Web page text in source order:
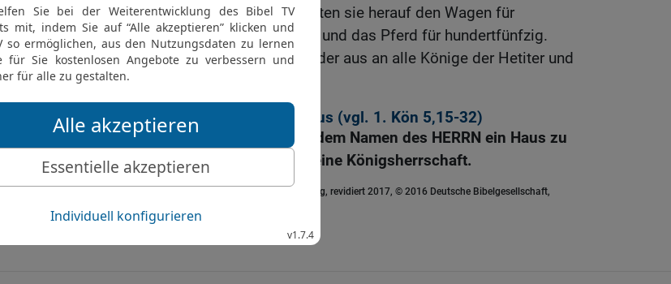
17 aus Ägypten aber brachten sie herauf den Wagen für
sechshundert Silberstücke und das Pferd für hundertfünfzig.
Dann führten sie diese wieder aus an alle Könige der Hetiter und
Vertrag mit Hiram von Tyrus (vgl. 1. Kön 5,15-32)
18 Und Salomo gedachte dem Namen des HERRN ein Haus zu
bauen und ein Haus für seine Königsherrschaft.
Die Bibel nach Martin Luthers Übersetzung, revidiert 2017, © 2016 Deutsche Bibelgesellschaft,